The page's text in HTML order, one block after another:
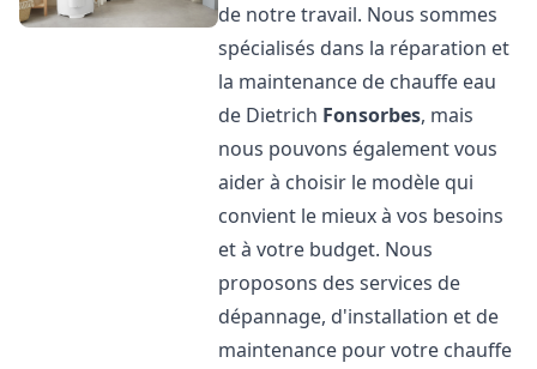
de notre travail. Nous sommes
spécialisés dans la réparation et
la maintenance de chauffe eau
de Dietrich Fonsorbes, mais
nous pouvons également vous
aider à choisir le modèle qui
convient le mieux à vos besoins
et à votre budget. Nous
proposons des services de
dépannage, d'installation et de
maintenance pour votre chauffe